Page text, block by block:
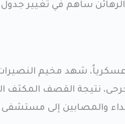
الرهائن ساهم في تغيير
عسكرياً، شهد مخيم
ومئات الجرحى، نتيجة القصف
والمصابين إلى